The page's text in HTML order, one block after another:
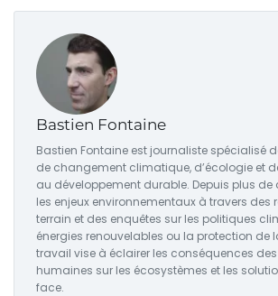
Bastien Fontaine
Bastien Fontaine est journaliste spécialisé
de changement climatique, d’écologie et
au développement durable. Depuis plus de
les enjeux environnementaux à travers des
terrain et des enquêtes sur les politiques
énergies renouvelables ou la protection de
travail vise à éclairer les conséquences
humaines sur les écosystèmes et les
face.